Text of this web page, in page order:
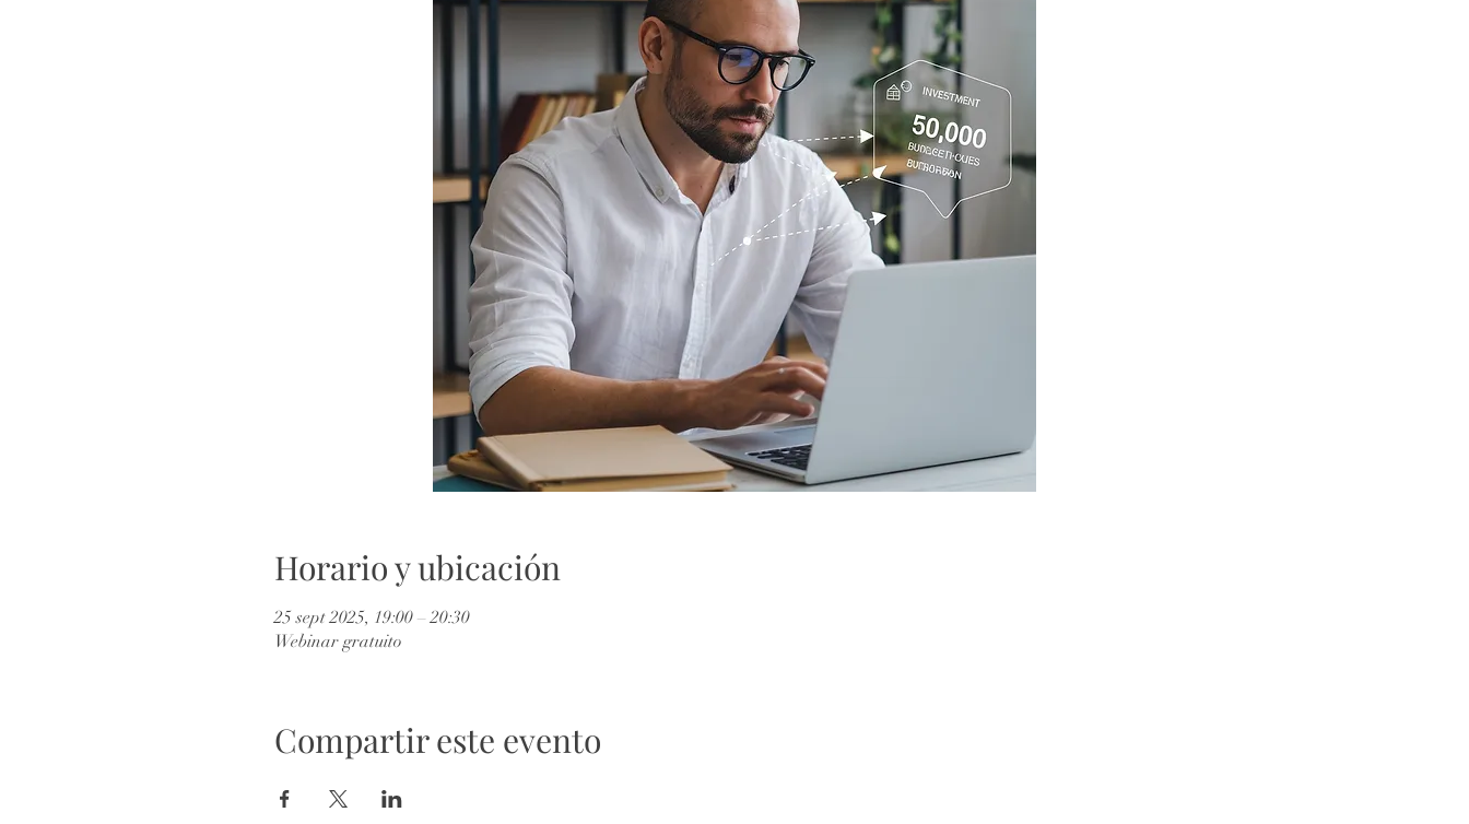
Horario y ubicación
25 sept 2025, 19:00 – 20:30
Webinar gratuito
Compartir este evento